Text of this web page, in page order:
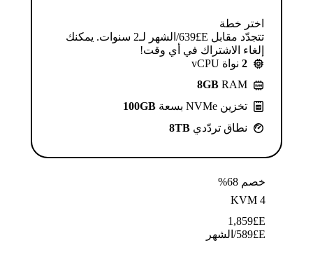
اختر خطة
تتجدّد مقابل E£⁦639⁩/الشهر لـ2 سنوات. يمكنك
إلغاء الاشتراك في أي وقت!
2 نواة vCPU
8GB RAM
تخزين NVMe بسعة
100GB
نطاق تردّدي 8TB
خصم 68%
KVM 4
E£
1,859
E£
589/الشهر